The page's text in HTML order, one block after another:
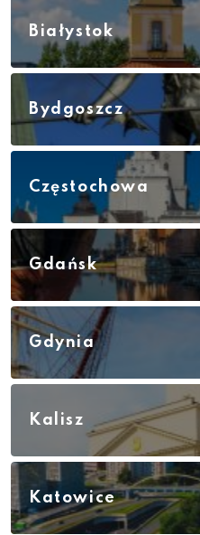
Białystok
Bydgoszcz
Częstochowa
Gdańsk
Gdynia
Kalisz
Katowice